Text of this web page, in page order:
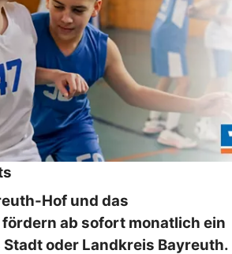
Hof und das
ab sofort monatlich ein
oder Landkreis Bayreuth.